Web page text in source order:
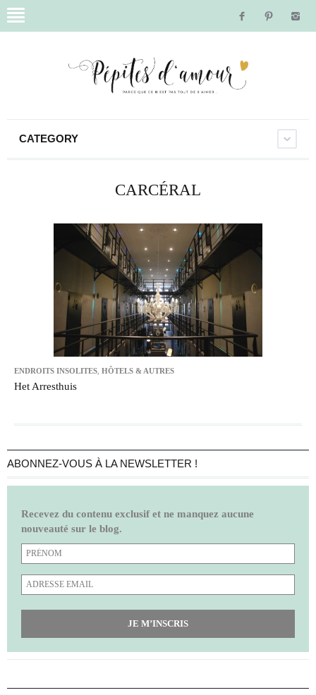
CATEGORY
CARCÉRAL
ENDROITS INSOLITES HÔTELS & AUTRES
Het Arresthuis
ABONNEZ-VOUS À LA NEWSLETTER !
Recevez du contenu exclusif et ne manquez aucune
nouveauté sur le blog.
JE M’INSCRIS